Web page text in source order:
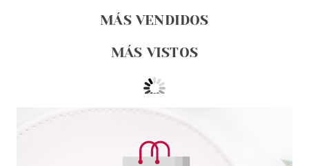
MÁS VENDIDOS
MÁS VISTOS